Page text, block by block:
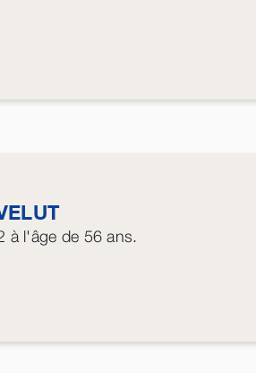
à l'âge de 56 ans.